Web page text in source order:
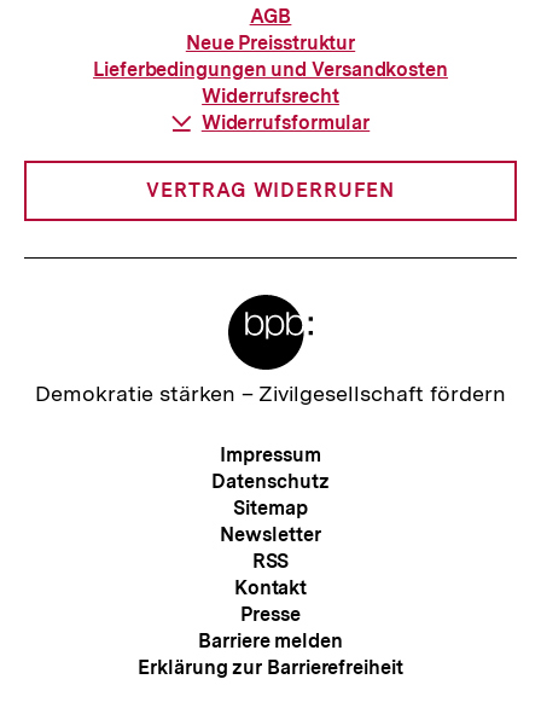
l
:
Informationen
zur
Bestellung
AGB
Neue Preisstruktur
Lieferbedingungen und Versandkosten
Widerrufsrecht
Download-
Widerrufsformular
VERTRAG WIDERRUFEN
Zur
Demokratie stärken – Zivilgesellschaft fördern
Meta-
Navigation
Impressum
Datenschutz
Sitemap
Newsletter
RSS
Kontakt
Presse
Barriere melden
Erklärung zur Barrierefreiheit